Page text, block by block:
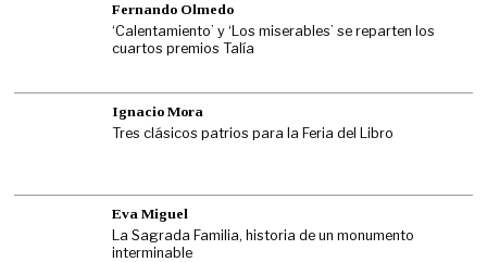
Fernando Olmedo
‘Calentamiento’ y ‘Los miserables’ se reparten los
cuartos premios Talía
Ignacio Mora
Tres clásicos patrios para la Feria del Libro
Eva Miguel
La Sagrada Familia, historia de un monumento
interminable